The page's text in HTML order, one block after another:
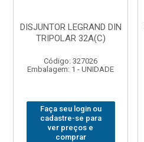
DISJUNTOR LEGRAND DIN
TRIPOLAR 32A(C)
Código: 327026
Embalagem: 1 - UNIDADE
Faça seu login ou
cadastre-se para
ver preços e
comprar